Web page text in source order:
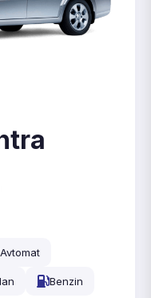
Avtomat
Benzin